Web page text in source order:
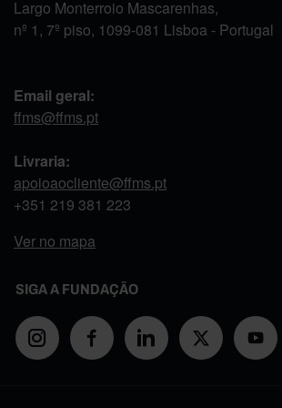
Largo Monterroio Mascarenhas,
nº 1, 7º piso, 1099-081 Lisboa - Portugal
Email geral:
ffms@ffms.pt
Livraria:
apoioaocliente@ffms.pt
+351 219 381 223
Ver no mapa
SIGA A FUNDAÇÃO